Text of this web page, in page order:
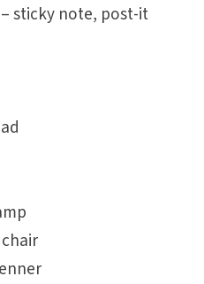
sticky note, post-it